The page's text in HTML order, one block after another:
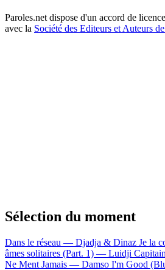
Paroles.net dispose d'un accord de
avec la Société des Editeurs et Auteurs
Sélection du moment
Dans le réseau — Djadja & Dinaz Je la
âmes solitaires (Part. 1) — Luidji
Ne Ment Jamais — Damso I'm Good